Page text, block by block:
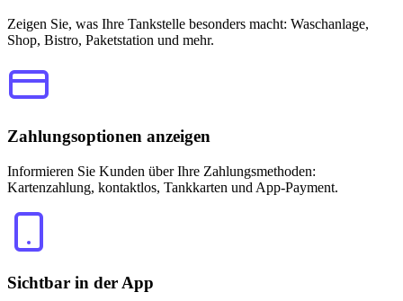
Zeigen Sie, was Ihre Tankstelle besonders macht: Waschanlage,
Shop, Bistro, Paketstation und mehr.
Zahlungsoptionen anzeigen
Informieren Sie Kunden über Ihre Zahlungsmethoden:
Kartenzahlung, kontaktlos, Tankkarten und App-Payment.
Sichtbar in der App